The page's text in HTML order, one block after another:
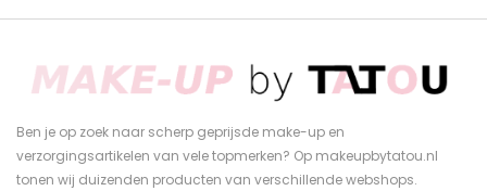
Ben je op zoek naar scherp geprijsde make-up en
verzorgingsartikelen van vele topmerken? Op makeupbytatou.nl
tonen wij duizenden producten van verschillende webshops.